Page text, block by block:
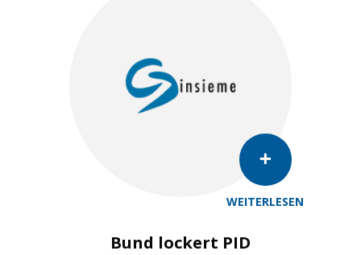
WEITERLESEN
Bund lockert PID